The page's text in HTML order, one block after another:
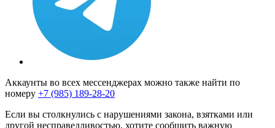
Аккаунты во всех мессенджерах можно также найти по
номеру +7 (985) 189-28-20
Если вы столкнулись с нарушениями закона, взятками или
другой несправедливостью, хотите сообщить важную